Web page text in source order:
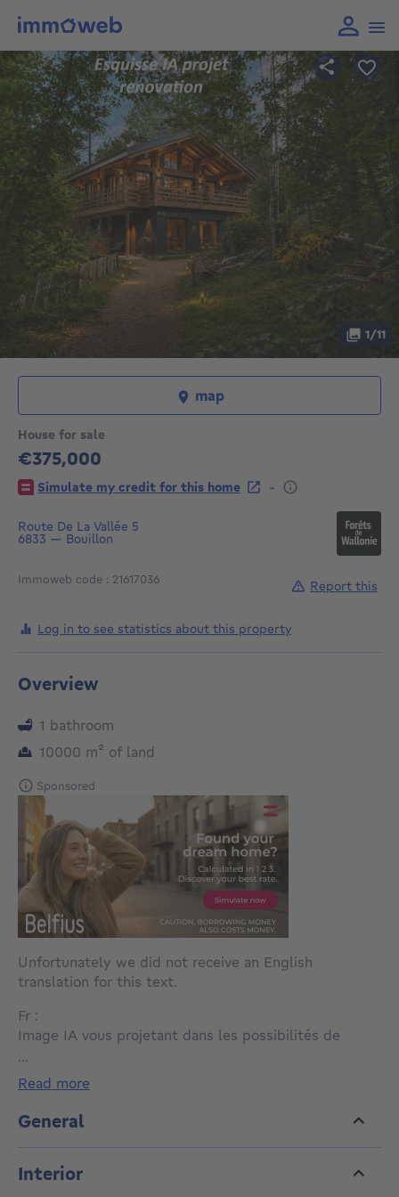
House for sale
€375,000
375000€
Simulate my credit for this home -
Route De La Vallée 5
6833 — Bouillon
Immoweb code : 21617036
1/11
map
Log in to see statistics about this property
Report this
Overview
1 bathroom
10000 m² square meters
of land
Sponsored
Unfortunately we did not receive an English
translation for this text.
Fr :
Image IA vous projetant dans les possibilités de
pourrez l'améliorer par contre, la situation même avec
des millions d'euros, on ne peut pas la changer et ici,
elle est topissime. Donc vous avez tout pour en faire
un vrai bijou.
Vous êtes à la recherche de votre maison en pleine
...
read more
General
Interior